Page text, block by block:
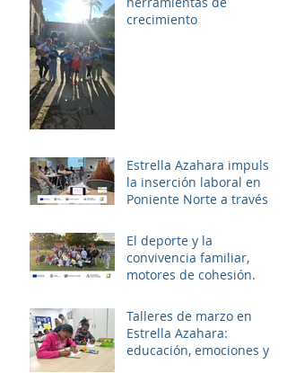
crecimiento
Estrella Azahara impulsa
la inserción laboral en
Poniente Norte a través
El deporte y la
convivencia familiar,
motores de cohesión.
Talleres de marzo en
Estrella Azahara:
educación, emociones y